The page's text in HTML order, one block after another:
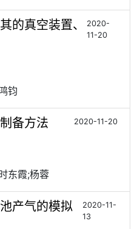
的真空装置、
2020-
11-20
钧
备方法 2020-11-20
东霞;杨蓉
产气的模拟
2020-11-
13